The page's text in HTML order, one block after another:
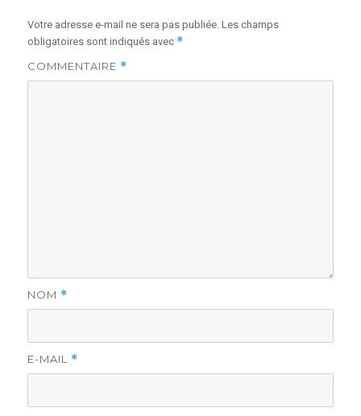
Votre adresse e-mail ne sera pas publiée. Les champs
obligatoires sont indiqués avec *
COMMENTAIRE *
NOM *
E-MAIL *